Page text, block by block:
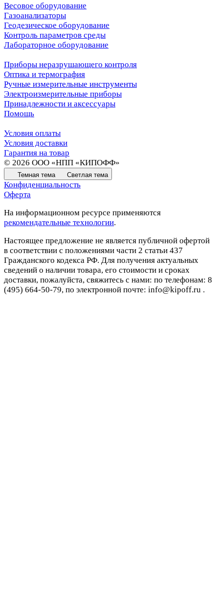
Весовое оборудование
Газоанализаторы
Геодезическое оборудование
Контроль параметров среды
Лабораторное оборудование
Приборы неразрушающего контроля
Оптика и термография
Ручные измерительные инструменты
Электроизмерительные приборы
Принадлежности и аксессуары
Помощь
Условия оплаты
Условия доставки
Гарантия на товар
© 2026 ООО «НПП «КИПОФФ»
Темная тема Светлая тема
Конфиденциальность
Оферта
На информационном ресурсе применяются
рекомендательные технологии.
Настоящее предложение не является публичной офертой
в соответствии с положениями части 2 статьи 437
Гражданского кодекса РФ. Для получения актуальных
сведений о наличии товара, его стоимости и сроках
доставки, пожалуйста, свяжитесь с нами: по телефонам: 8
(495) 664‑50‑79, по электронной почте: info@kipoff.ru .